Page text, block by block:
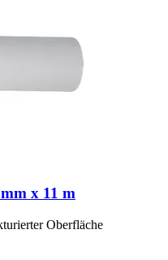
x 11 m
Oberfläche